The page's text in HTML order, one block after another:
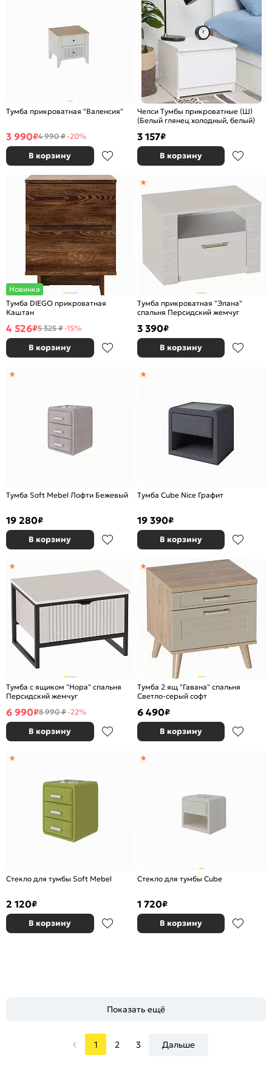
Тумба прикроватная "Валенсия"
3 990₽4 990 ₽-20%
В корзину
Челси Тумбы прикроватные (Ш)
(Белый глянец холодный, белый)
3 157₽
В корзину
Новинка
Тумба DIEGO прикроватная
Каштан
4 526₽5 325 ₽-15%
В корзину
Тумба прикроватная "Элана"
спальня Персидский жемчуг
3 390₽
В корзину
Тумба Soft Mebel Лофти Бежевый
19 280₽
В корзину
Тумба Cube Nice Графит
19 390₽
В корзину
Тумба с ящиком "Нора" спальня
Персидский жемчуг
6 990₽8 990 ₽-22%
В корзину
Тумба 2 ящ "Гавана" спальня
Светло-серый софт
6 490₽
В корзину
Стекло для тумбы Soft Mebel
2 120₽
В корзину
Стекло для тумбы Cube
1 720₽
В корзину
Показать ещё
1 2 3 Дальше